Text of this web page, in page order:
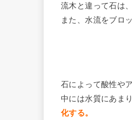
流木と違って石は、
また、水流をブロ
石によって酸性や
中には水質にあま
化する。